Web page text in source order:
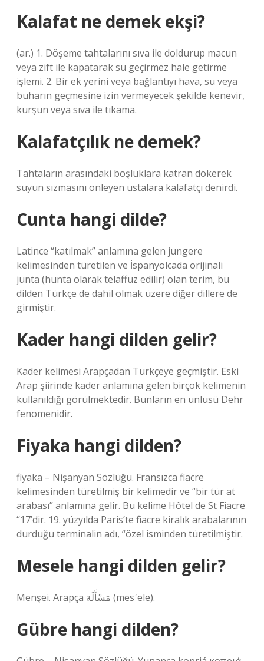
Kalafat ne demek ekşi?
(ar.) 1. Döşeme tahtalarını sıva ile doldurup macun
veya zift ile kapatarak su geçirmez hale getirme
işlemi. 2. Bir ek yerini veya bağlantıyı hava, su veya
buharın geçmesine izin vermeyecek şekilde kenevir,
kurşun veya sıva ile tıkama.
Kalafatçılık ne demek?
Tahtaların arasındaki boşluklara katran dökerek
suyun sızmasını önleyen ustalara kalafatçı denirdi.
Cunta hangi dilde?
Latince “katılmak” anlamına gelen jungere
kelimesinden türetilen ve İspanyolcada orijinali
junta (hunta olarak telaffuz edilir) olan terim, bu
dilden Türkçe de dahil olmak üzere diğer dillere de
girmiştir.
Kader hangi dilden gelir?
Kader kelimesi Arapçadan Türkçeye geçmiştir. Eski
Arap şiirinde kader anlamına gelen birçok kelimenin
kullanıldığı görülmektedir. Bunların en ünlüsü Dehr
fenomenidir.
Fiyaka hangi dilden?
fiyaka – Nişanyan Sözlüğü. Fransızca fiacre
kelimesinden türetilmiş bir kelimedir ve “bir tür at
arabası” anlamına gelir. Bu kelime Hôtel de St Fiacre
“17’dir. 19. yüzyılda Paris’te fiacre kiralık arabalarının
durduğu terminalin adı, “özel isminden türetilmiştir.
Mesele hangi dilden gelir?
Menşei. Arapça مَسْأَلَة‎ (mesʾele).
Gübre hangi dilden?